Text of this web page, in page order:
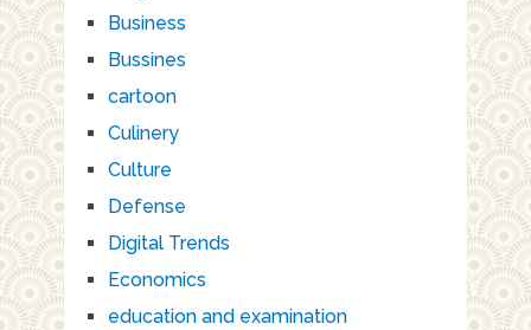
Business
Bussines
cartoon
Culinery
Culture
Defense
Digital Trends
Economics
education and examination